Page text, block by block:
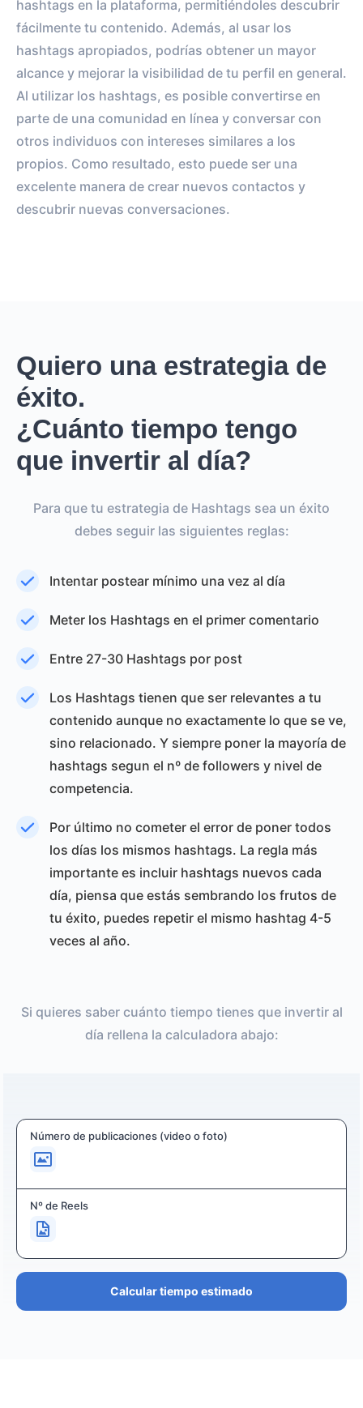
hashtags en la plataforma, permitiéndoles descubrir
fácilmente tu contenido. Además, al usar los
hashtags apropiados, podrías obtener un mayor
alcance y mejorar la visibilidad de tu perfil en general.
Al utilizar los hashtags, es posible convertirse en
parte de una comunidad en línea y conversar con
otros individuos con intereses similares a los
propios. Como resultado, esto puede ser una
excelente manera de crear nuevos contactos y
descubrir nuevas conversaciones.
Quiero una estrategia de
éxito.
¿Cuánto tiempo tengo
que invertir al día?
Para que tu estrategia de Hashtags sea un éxito
debes seguir las siguientes reglas:
Intentar postear mínimo una vez al día
Meter los Hashtags en el primer comentario
Entre 27-30 Hashtags por post
Los Hashtags tienen que ser relevantes a tu
contenido aunque no exactamente lo que se ve,
sino relacionado. Y siempre poner la mayoría de
hashtags segun el nº de followers y nivel de
competencia.
Por último no cometer el error de poner todos
los días los mismos hashtags. La regla más
importante es incluir hashtags nuevos cada
día, piensa que estás sembrando los frutos de
tu éxito, puedes repetir el mismo hashtag 4-5
veces al año.
Si quieres saber cuánto tiempo tienes que invertir al
día rellena la calculadora abajo:
Número de publicaciones (video o foto)
Nº de Reels
Calcular tiempo estimado